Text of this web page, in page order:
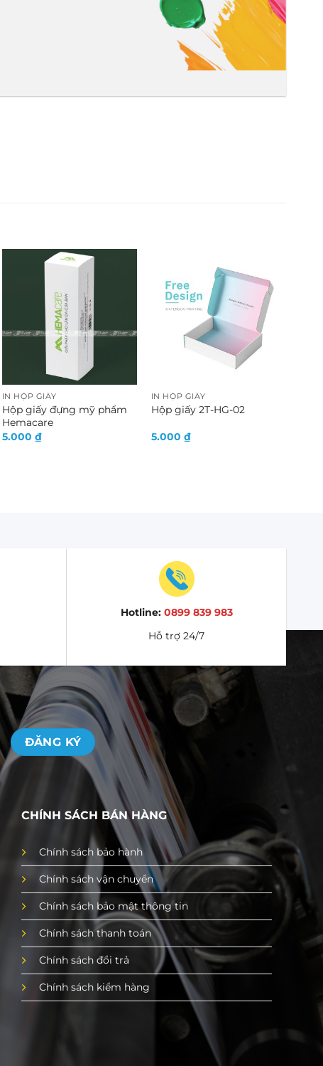
IN HỘP GIẤY
Hộp giấy đựng mỹ phẩm
Hemacare
5.000 ₫
IN HỘP GIẤY
Hộp giấy 2T-HG-02
5.000 ₫
Hotline: 0899 839 983
Hỗ trợ 24/7
CHÍNH SÁCH BÁN HÀNG
Chính sách bảo hành
Chính sách vận chuyển
Chính sách bảo mật thông tin
Chính sách thanh toán
Chính sách đổi trả
Chính sách kiểm hàng